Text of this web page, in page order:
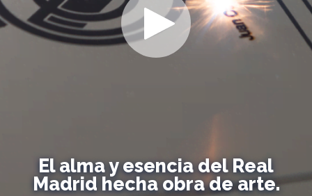
El alma y esencia del Real
Madrid hecha obra de arte.